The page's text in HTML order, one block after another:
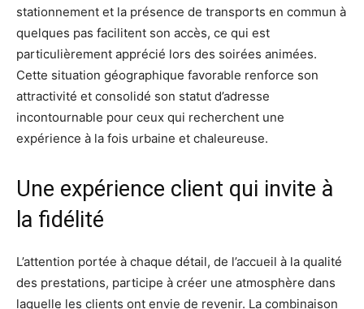
stationnement et la présence de transports en commun à
quelques pas facilitent son accès, ce qui est
particulièrement apprécié lors des soirées animées.
Cette situation géographique favorable renforce son
attractivité et consolidé son statut d’adresse
incontournable pour ceux qui recherchent une
expérience à la fois urbaine et chaleureuse.
Une expérience client qui invite à
la fidélité
L’attention portée à chaque détail, de l’accueil à la qualité
des prestations, participe à créer une atmosphère dans
laquelle les clients ont envie de revenir. La combinaison